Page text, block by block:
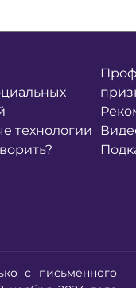
технологии
с письменного